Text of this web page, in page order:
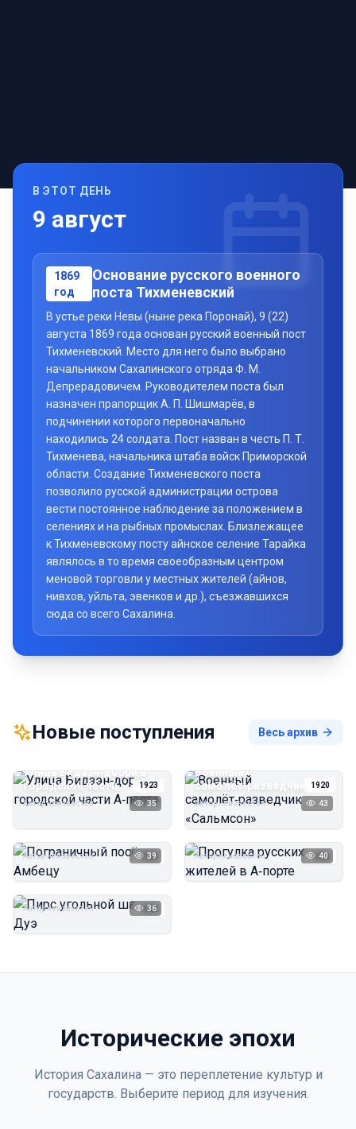
В ЭТОТ ДЕНЬ
9 август
1869
год
Основание русского военного
поста Тихменевский
В устье реки Невы (ныне река Поронай), 9 (22)
августа 1869 года основан русский военный пост
Тихменевский. Место для него было выбрано
начальником Сахалинского отряда Ф. М.
Депрерадовичем. Руководителем поста был
назначен прапорщик А. П. Шишмарёв, в
подчинении которого первоначально
находились 24 солдата. Пост назван в честь П. Т.
Тихменева, начальника штаба войск Приморской
области. Создание Тихменевского поста
позволило русской администрации острова
вести постоянное наблюдение за положением в
селениях и на рыбных промыслах. Близлежащее
к Тихменевскому посту айнское селение Тарайка
являлось в то время своеобразным центром
меновой торговли у местных жителей (айнов,
нивхов, уйльта, эвенков и др.), съезжавшихся
сюда со всего Сахалина.
Новые поступления Весь архив
1923
Улица Бидзэн‑дорри в
городской части
А‑порта
Автор неизвестен 35
1920
Военный
самолёт‑разведчик
«Сальмсон»
Автор неизвестен 43
1923
Автор неизвестен 39 1923
Прогулка русских
Автор неизвестен 40
1923
Пирс угольной шахты
Автор неизвестен 36
Исторические эпохи
История Сахалина — это переплетение культур и
государств. Выберите период для изучения.